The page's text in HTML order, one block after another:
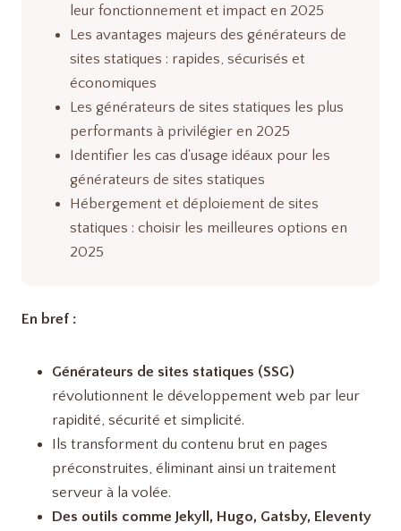
leur fonctionnement et impact en 2025
Les avantages majeurs des générateurs de
sites statiques : rapides, sécurisés et
économiques
Les générateurs de sites statiques les plus
performants à privilégier en 2025
Identifier les cas d'usage idéaux pour les
générateurs de sites statiques
Hébergement et déploiement de sites
statiques : choisir les meilleures options en
2025
En bref :
Générateurs de sites statiques (SSG)
révolutionnent le développement web par leur
rapidité, sécurité et simplicité.
Ils transforment du contenu brut en pages
préconstruites, éliminant ainsi un traitement
serveur à la volée.
Des outils comme Jekyll, Hugo, Gatsby, Eleventy